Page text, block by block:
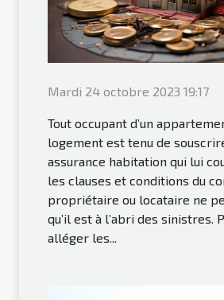
Mardi 24 octobre 2023 19:17
Tout occupant d’un
logement est tenu de
assurance habitation qui lui
les clauses et conditions du
propriétaire ou locataire ne
qu’il est à l’abri des sinistres.
alléger les...